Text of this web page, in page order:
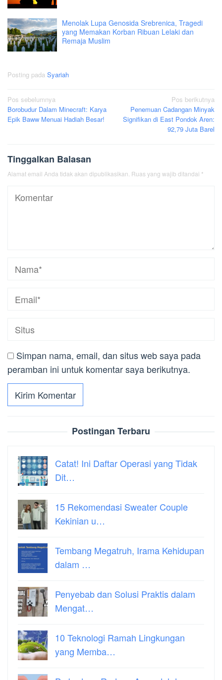
Menolak Lupa Genosida Srebrenica, Tragedi
yang Memakan Korban Ribuan Lelaki dan
Remaja Muslim
Posting pada Syariah
Navigasi
pos
Pos sebelumnya
Borobudur Dalam Minecraft: Karya
Epik Baww Menuai Hadiah Besar!
Pos berikutnya
Penemuan Cadangan Minyak
Signifikan di East Pondok Aren:
92,79 Juta Barel
Tinggalkan Balasan
Alamat email Anda tidak akan dipublikasikan. Ruas yang wajib ditandai *
Simpan nama, email, dan situs web saya pada
peramban ini untuk komentar saya berikutnya.
Postingan Terbaru
Catat! Ini Daftar Operasi yang Tidak
Dit…
15 Rekomendasi Sweater Couple
Kekinian u…
Tembang Megatruh, Irama Kehidupan
dalam …
Penyebab dan Solusi Praktis dalam
Mengat…
10 Teknologi Ramah Lingkungan
yang Memba…